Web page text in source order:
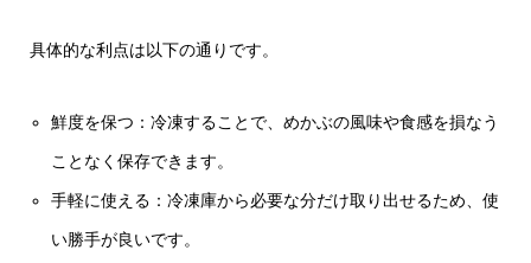
具体的な利点は以下の通りです。
鮮度を保つ：冷凍することで、めかぶの風味や食感を損なう
ことなく保存できます。
手軽に使える：冷凍庫から必要な分だけ取り出せるため、使
い勝手が良いです。